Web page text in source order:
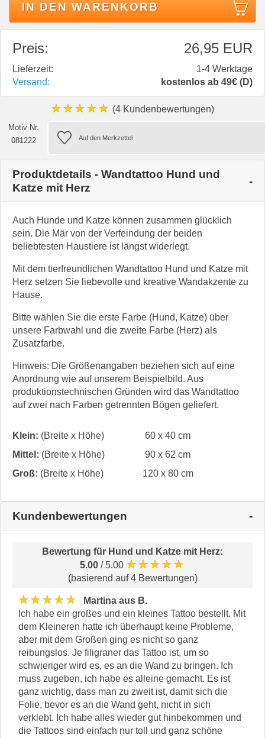
IN DEN WARENKORB
Preis: 26,95 EUR
Lieferzeit:
1-4 Werktage
Versand:
kostenlos ab 49€ (D)
★★★★★ (4 Kundenbewertungen)
Motiv Nr.
081222
Produktdetails - Wandtattoo Hund und
Katze mit Herz
Auch Hunde und Katze können zusammen glücklich
sein. Die Mär von der Verfeindung der beiden
beliebtesten Haustiere ist längst widerlegt.
Mit dem tierfreundlichen Wandtattoo Hund und Katze mit
Herz setzen Sie liebevolle und kreative Wandakzente zu
Hause.
Bitte wählen Sie die erste Farbe (Hund, Katze) über
unsere Farbwahl und die zweite Farbe (Herz) als
Zusatzfarbe.
Hinweis: Die Größenangaben beziehen sich auf eine
Anordnung wie auf unserem Beispielbild. Aus
produktionstechnischen Gründen wird das Wandtattoo
auf zwei nach Farben getrennten Bögen geliefert.
Klein: (Breite x Höhe)
60 x 40 cm
Mittel: (Breite x Höhe)
90 x 62 cm
Groß: (Breite x Höhe) 120 x 80 cm
Kundenbewertungen
Bewertung für Hund und Katze mit Herz:
5.00 / 5.00 ★★★★★
(basierend auf 4 Bewertungen)
★★★★★
Martina aus B.
Ich habe ein großes und ein kleines Tattoo bestellt. Mit
dem Kleineren hatte ich überhaupt keine Probleme,
aber mit dem Großen ging es nicht so ganz
reibungslos. Je filigraner das Tattoo ist, um so
schwieriger wird es, es an die Wand zu bringen. Ich
muss zugeben, ich habe es alleine gemacht. Es ist
ganz wichtig, dass man zu zweit ist, damit sich die
Folie, bevor es an die Wand geht, nicht in sich
verklebt. Ich habe alles wieder gut hinbekommen und
die Tattoos sind einfach nur toll und ganz schöne